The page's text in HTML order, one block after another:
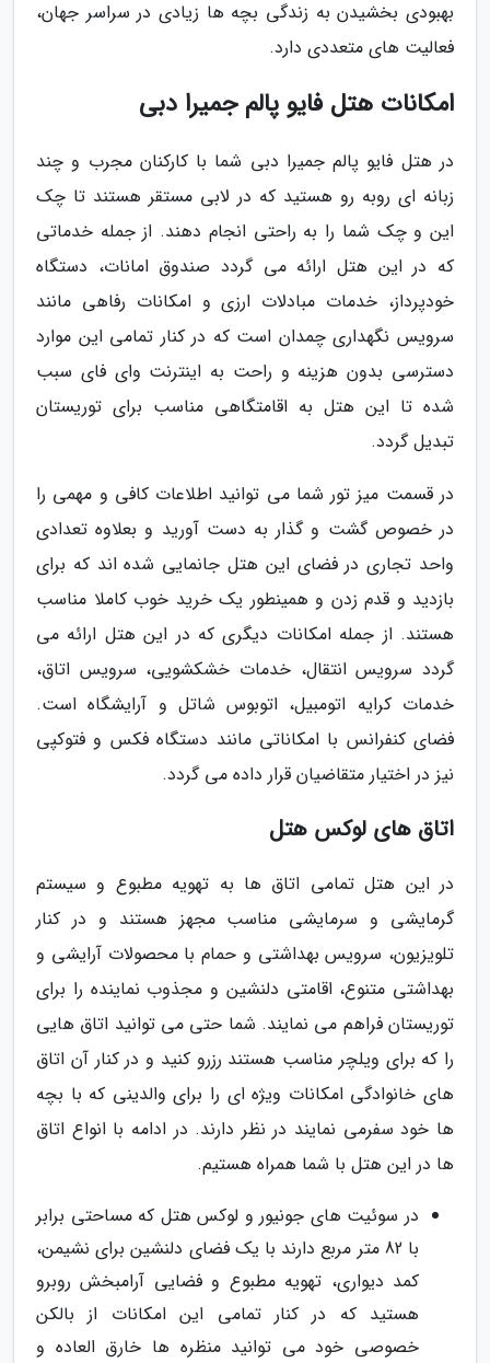
بهبودی بخشیدن به زندگی بچه ها زیادی در سراسر جهان،
فعالیت های متعددی دارد.
امکانات هتل فایو پالم جمیرا دبی
در هتل فایو پالم جمیرا دبی شما با کارکنان مجرب و چند
زبانه ای روبه رو هستید که در لابی مستقر هستند تا چک
این و چک شما را به راحتی انجام دهند. از جمله خدماتی
که در این هتل ارائه می گردد صندوق امانات، دستگاه
خودپرداز، خدمات مبادلات ارزی و امکانات رفاهی مانند
سرویس نگهداری چمدان است که در کنار تمامی این موارد
دسترسی بدون هزینه و راحت به اینترنت وای فای سبب
شده تا این هتل به اقامتگاهی مناسب برای توریستان
تبدیل گردد.
در قسمت میز تور شما می توانید اطلاعات کافی و مهمی را
در خصوص گشت و گذار به دست آورید و بعلاوه تعدادی
واحد تجاری در فضای این هتل جانمایی شده اند که برای
بازدید و قدم زدن و همینطور یک خرید خوب کاملا مناسب
هستند. از جمله امکانات دیگری که در این هتل ارائه می
گردد سرویس انتقال، خدمات خشکشویی، سرویس اتاق،
خدمات کرایه اتومبیل، اتوبوس شاتل و آرایشگاه است.
فضای کنفرانس با امکاناتی مانند دستگاه فکس و فتوکپی
نیز در اختیار متقاضیان قرار داده می گردد.
اتاق های لوکس هتل
در این هتل تمامی اتاق ها به تهویه مطبوع و سیستم
گرمایشی و سرمایشی مناسب مجهز هستند و در کنار
تلویزیون، سرویس بهداشتی و حمام با محصولات آرایشی و
بهداشتی متنوع، اقامتی دلنشین و مجذوب نماینده را برای
توریستان فراهم می نمایند. شما حتی می توانید اتاق هایی
را که برای ویلچر مناسب هستند رزرو کنید و در کنار آن اتاق
های خانوادگی امکانات ویژه ای را برای والدینی که با بچه
ها خود سفرمی نمایند در نظر دارند. در ادامه با انواع اتاق
ها در این هتل با شما همراه هستیم.
در سوئیت های جونیور و لوکس هتل که مساحتی برابر
با 82 متر مربع دارند با یک فضای دلنشین برای نشیمن،
کمد دیواری، تهویه مطبوع و فضایی آرامبخش روبرو
هستید که در کنار تمامی این امکانات از بالکن
خصوصی خود می توانید منظره ها خارق العاده و